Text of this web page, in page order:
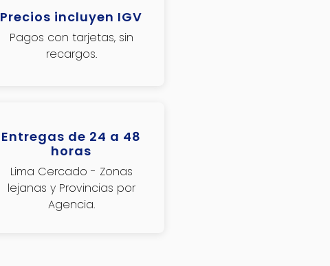
Precios incluyen IGV
Pagos con tarjetas, sin
recargos.
Entregas de 24 a 48
horas
Lima Cercado - Zonas
lejanas y Provincias por
Agencia.